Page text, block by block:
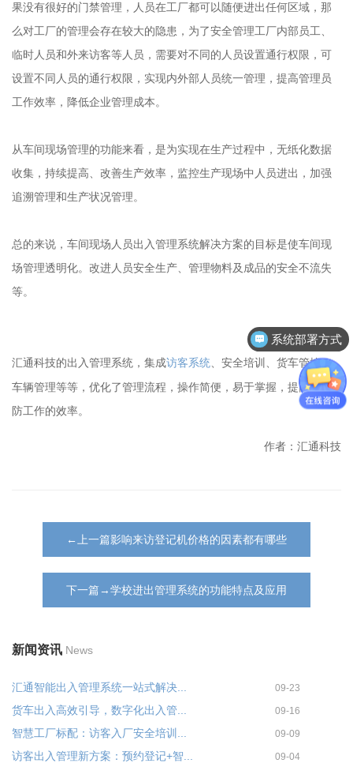
果没有很好的门禁管理，人员在工厂都可以随便进出任何区域，那
么对工厂的管理会存在较大的隐患，为了安全管理工厂内部员工、
临时人员和外来访客等人员，需要对不同的人员设置通行权限，可
设置不同人员的通行权限，实现内外部人员统一管理，提高管理员
工作效率，降低企业管理成本。
从车间现场管理的功能来看，是为实现在生产过程中，无纸化数据
收集，持续提高、改善生产效率，监控生产现场中人员进出，加强
追溯管理和生产状况管理。
总的来说，车间现场人员出入管理系统解决方案的目标是使车间现
场管理透明化。改进人员安全生产、管理物料及成品的安全不流失
等。
汇通科技的出入管理系统，集成访客系统 、安全培训、货车管控、
车辆管理等等，优化了管理流程，操作简便，易于掌握，提高了安
防工作的效率。
作者：汇通科技
←上一篇影响来访登记机价格的因素都有哪些
下一篇→学校进出管理系统的功能特点及应用
新闻资讯 News
汇通智能出入管理系统一站式解决... 09-23
货车出入高效引导，数字化出入管... 09-16
智慧工厂标配：访客入厂安全培训... 09-09
访客出入管理新方案：预约登记+智... 09-04
系统部署方式